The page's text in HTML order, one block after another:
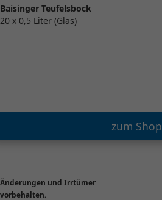
Baisinger Teufelsbock
20 x 0,5 Liter (Glas)
zum Shop
Änderungen und Irrtümer
vorbehalten.